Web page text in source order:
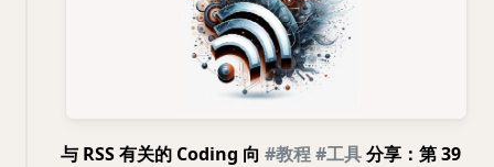
与 RSS 有关的 Coding 向 #教程#工具分享：第 39